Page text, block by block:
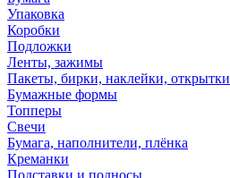
Упаковка
Коробки
Подложки
Ленты, зажимы
Пакеты, бирки, наклейки, открытки
Бумажные формы
Топперы
Свечи
Бумага, наполнители, плёнка
Креманки
Подставки и подносы